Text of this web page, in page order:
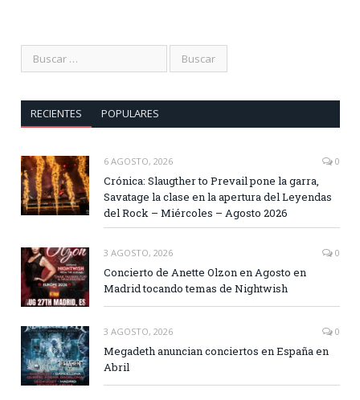
RECIENTES POPULARES
6 AGOSTO, 2026 0
Crónica: Slaugther to Prevail pone la garra,
Savatage la clase en la apertura del Leyendas
del Rock – Miércoles – Agosto 2026
3 AGOSTO, 2026 0
Concierto de Anette Olzon en Agosto en
Madrid tocando temas de Nightwish
3 AGOSTO, 2026 0
Megadeth anuncian conciertos en España en
Abril